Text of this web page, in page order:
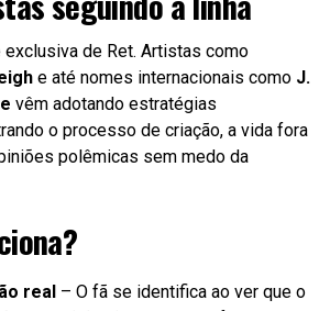
exclusiva de Ret. Artistas como
e até nomes internacionais como J.
vêm adotando estratégias
o processo de criação, a vida fora
polêmicas sem medo da
real – O fã se identifica ao ver que o